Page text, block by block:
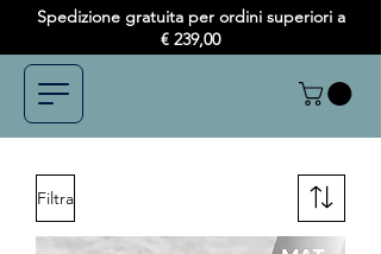
Spedizione gratuita per ordini superiori a
€ 239,00
Filtra